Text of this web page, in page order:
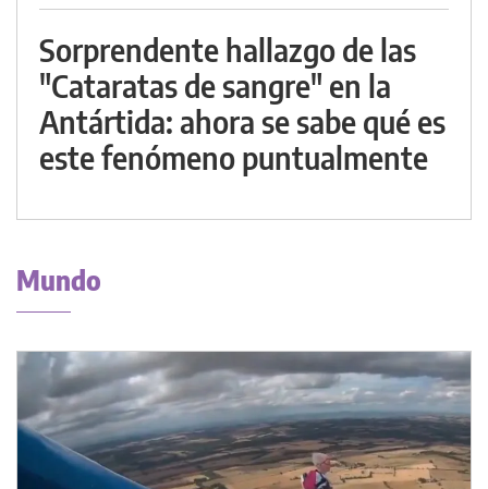
Sorprendente hallazgo de las
"Cataratas de sangre" en la
Antártida: ahora se sabe qué es
este fenómeno puntualmente
Mundo